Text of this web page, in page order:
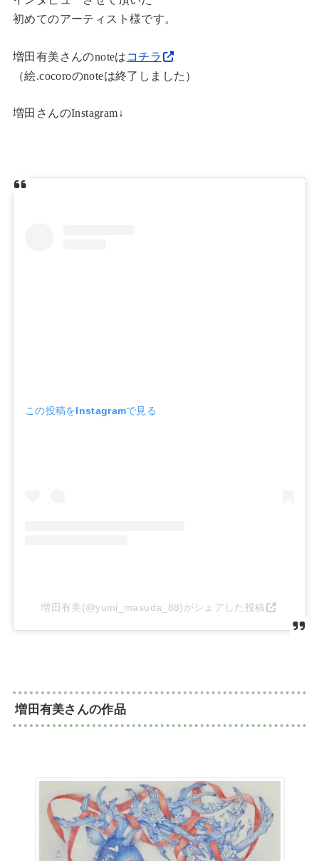
初めてのアーティスト様です。
増田有美さんのnoteは コチラ
（絵.cocoroのnoteは終了しました）
増田さんのInstagram↓
この投稿をInstagramで見る
増田有美(@yumi_masuda_88)がシェアした投稿
増田有美さんの作品